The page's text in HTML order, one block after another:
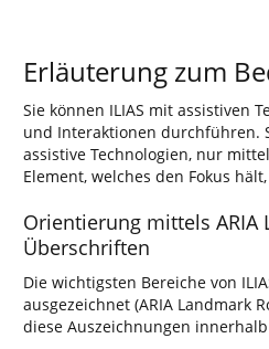
Erläuterung zum
Sie können ILIAS mit assistiven
und Interaktionen durchführen.
assistive Technologien, nur
Element, welches den Fokus
Orientierung mittels ARIA
Überschriften
Die wichtigsten Bereiche von
ausgezeichnet (ARIA Landmark
diese Auszeichnungen